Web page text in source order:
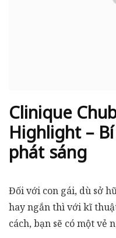
Clinique
Highlight –
phát sáng
Đối với con gái, dù sở
hay ngắn thì với kĩ
cách, bạn sẽ có một vẻ